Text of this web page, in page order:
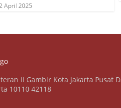
April 2025
II Gambir Kota Jakarta Pusat
10110 42118